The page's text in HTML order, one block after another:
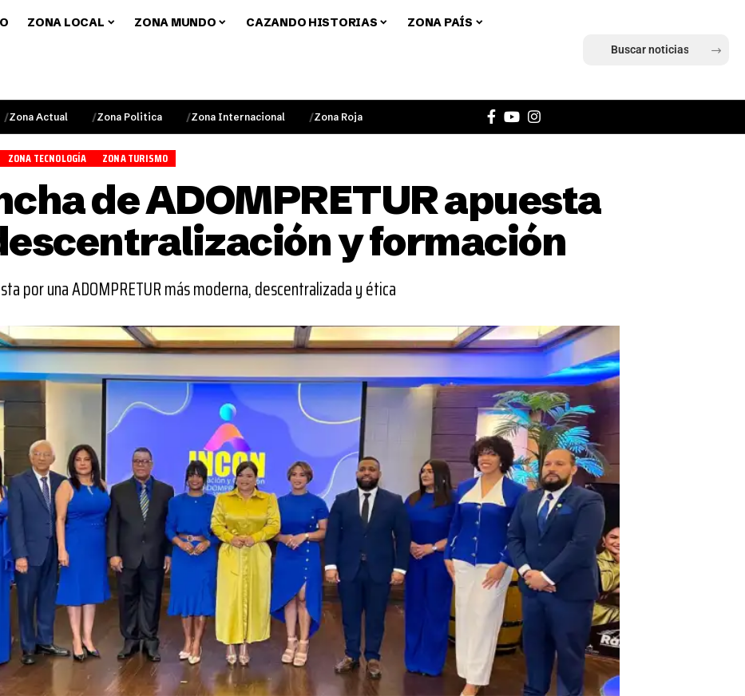
ZONA LOCAL ZONA MUNDO CAZANDO HISTORIAS ZONA PAÍS
Zona Actual Zona Politica Zona Internacional Zona Roja
ZONA TECNOLOGÍA ZONA TURISMO
de ADOMPRETUR apuesta
y formación
por una ADOMPRETUR más moderna, descentralizada y ética